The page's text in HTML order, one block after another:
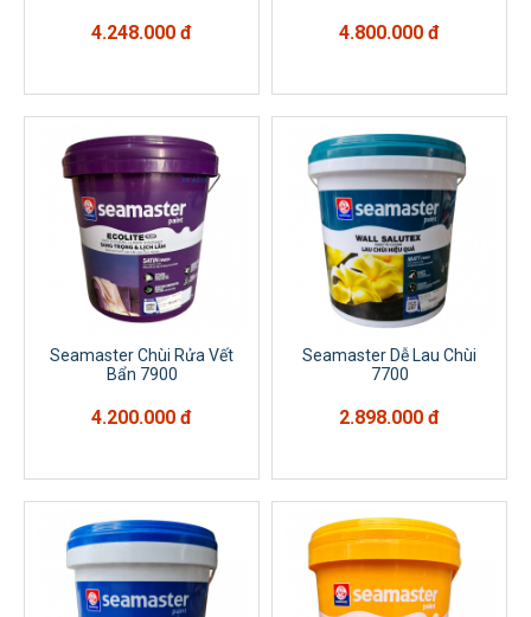
4.248.000 đ 4.800.000 đ
Seamaster Chùi Rửa Vết
Bẩn 7900
4.200.000 đ
Seamaster Dễ Lau Chùi
7700
2.898.000 đ